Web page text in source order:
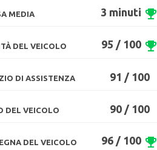
MEDIA 3 minuti emoji_events
DEL VEICOLO 95 / 100 emoji_events
DI ASSISTENZA 91 / 100
DEL VEICOLO 90 / 100
DEL VEICOLO 96 / 100 emoji_events